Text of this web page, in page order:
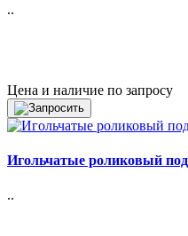
..
Цена и наличие по запросу
Игольчатые роликовый
..